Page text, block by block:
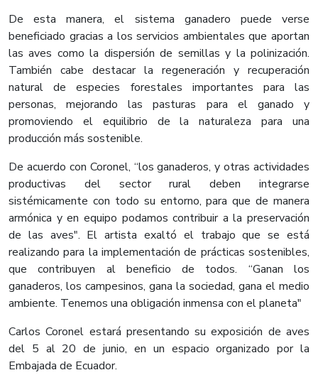
De esta manera, el sistema ganadero puede verse
beneficiado gracias a los servicios ambientales que aportan
las aves como la dispersión de semillas y la polinización.
También cabe destacar la regeneración y recuperación
natural de especies forestales importantes para las
personas, mejorando las pasturas para el ganado y
promoviendo el equilibrio de la naturaleza para una
producción más sostenible.
De acuerdo con Coronel, “los ganaderos, y otras actividades
productivas del sector rural deben integrarse
sistémicamente con todo su entorno, para que de manera
armónica y en equipo podamos contribuir a la preservación
de las aves". El artista exaltó el trabajo que se está
realizando para la implementación de prácticas sostenibles,
que contribuyen al beneficio de todos. “Ganan los
ganaderos, los campesinos, gana la sociedad, gana el medio
ambiente. Tenemos una obligación inmensa con el planeta"
Carlos Coronel estará presentando su exposición de aves
del 5 al 20 de junio, en un espacio organizado por la
Embajada de Ecuador.